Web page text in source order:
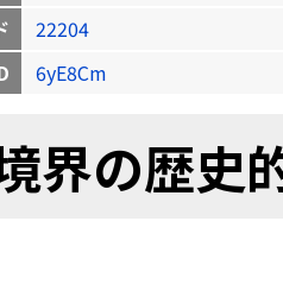
22204
6yE8Cm
界の歴史